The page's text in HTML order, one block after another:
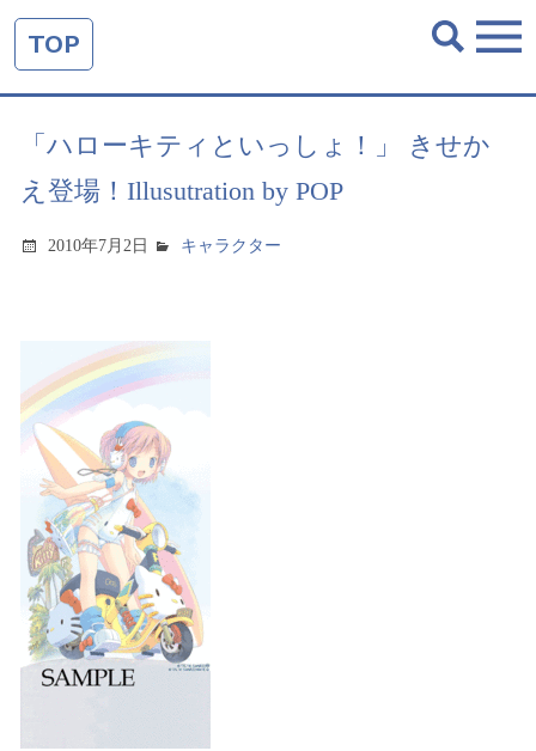
TOP
「ハローキティといっしょ！」 きせか
え登場！Illusutration by POP
2010年7月2日 キャラクター